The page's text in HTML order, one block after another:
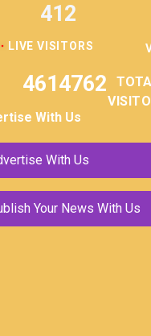
LIVE VISITORS
412
4614762
With Us
With Us
Your News With Us